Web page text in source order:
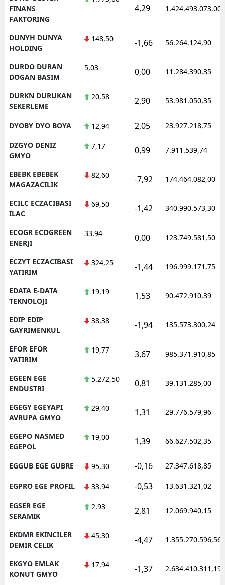
FINANS
FAKTORING
4,29 1.424.493.073,00
DUNYH DUNYA
HOLDING
148,50 -1,66 56.264.124,90
DURDO DURAN
DOGAN BASIM
5,03 0,00 11.284.390,35
DURKN DURUKAN
SEKERLEME
20,58 2,90 53.981.050,35
DYOBY DYO BOYA 12,94 2,05 23.927.218,75
DZGYO DENIZ
GMYO
7,17 0,99 7.911.539,74
EBEBK EBEBEK
MAGAZACILIK
82,60 -7,92 174.464.082,00
ECILC ECZACIBASI
ILAC
69,50 -1,42 340.990.573,30
ECOGR ECOGREEN
ENERJI
33,94 0,00 123.749.581,50
ECZYT ECZACIBASI
YATIRIM
324,25 -1,44 196.999.171,75
EDATA E-DATA
TEKNOLOJI
19,19 1,53 90.472.910,39
EDIP EDIP
GAYRIMENKUL
38,38 -1,94 135.573.300,24
EFOR EFOR
YATIRIM
19,77 3,67 985.371.910,85
EGEEN EGE
ENDUSTRI
5.272,50 0,81 39.131.285,00
EGEGY EGEYAPI
AVRUPA GMYO
29,40 1,31 29.776.579,96
EGEPO NASMED
EGEPOL
19,00 1,39 66.627.502,35
EGGUB EGE GUBRE 95,30 -0,16 27.347.618,85
EGPRO EGE PROFIL 33,94 -0,53 13.631.321,02
EGSER EGE
SERAMIK
2,93 2,81 12.069.940,15
EKDMR EKINCILER
DEMIR CELIK
45,30 -4,47 1.355.270.596,56
EKGYO EMLAK
KONUT GMYO
17,94 -1,37 2.634.410.311,19